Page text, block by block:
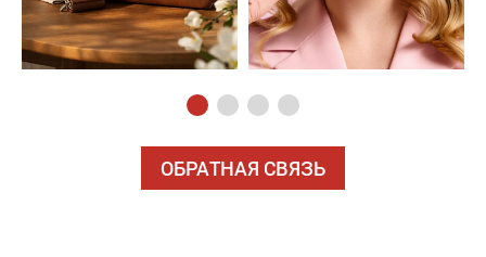
ОБРАТНАЯ СВЯЗЬ